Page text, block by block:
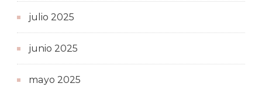
julio 2025
junio 2025
mayo 2025